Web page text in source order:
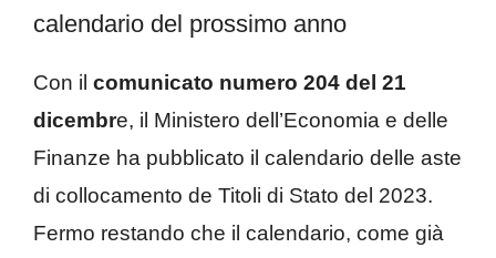
calendario del prossimo anno
Con il comunicato numero 204 del 21
dicembre, il Ministero dell’Economia e delle
Finanze ha pubblicato il calendario delle aste
di collocamento de Titoli di Stato del 2023.
Fermo restando che il calendario, come già